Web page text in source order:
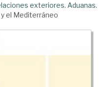
exteriores. Aduanas.
y el Mediterráneo